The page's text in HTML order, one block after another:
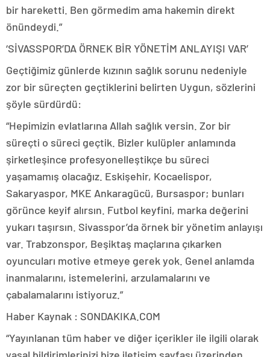
bir hareketti. Ben görmedim ama hakemin direkt
önündeydi.”
‘SİVASSPOR’DA ÖRNEK BİR YÖNETİM ANLAYIŞI VAR’
Geçtiğimiz günlerde kızının sağlık sorunu nedeniyle
zor bir süreçten geçtiklerini belirten Uygun, sözlerini
şöyle sürdürdü:
“Hepimizin evlatlarına Allah sağlık versin. Zor bir
süreçti o süreci geçtik. Bizler kulüpler anlamında
şirketleşince profesyonelleştikçe bu süreci
yaşamamış olacağız. Eskişehir, Kocaelispor,
Sakaryaspor, MKE Ankaragücü, Bursaspor; bunları
görünce keyif alırsın. Futbol keyfini, marka değerini
yukarı taşırsın. Sivasspor’da örnek bir yönetim anlayışı
var. Trabzonspor, Beşiktaş maçlarına çıkarken
oyuncuları motive etmeye gerek yok. Genel anlamda
inanmalarını, istemelerini, arzulamalarını ve
çabalamalarını istiyoruz.”
Haber Kaynak : SONDAKIKA.COM
“Yayınlanan tüm haber ve diğer içerikler ile ilgili olarak
yasal bildirimlerinizi bize iletişim sayfası üzerinden